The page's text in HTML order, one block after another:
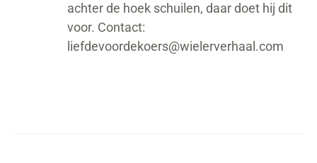
achter de hoek schuilen, daar doet hij dit
voor. Contact:
liefdevoordekoers@wielerverhaal.com